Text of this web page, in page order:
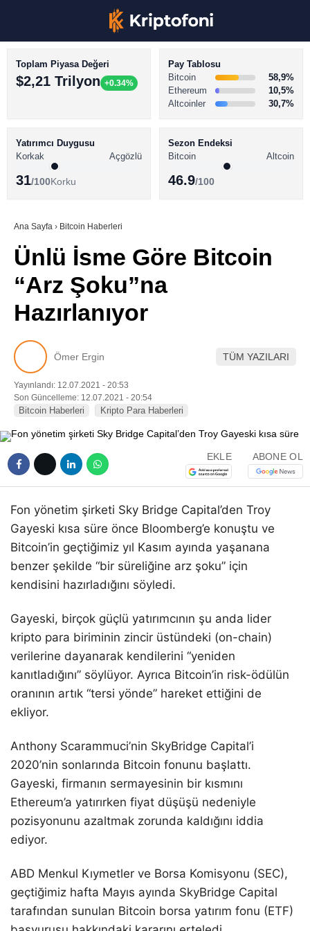
Youtube
BİTCOİN HABERLERİ
ALTCOİN HABERLERİ
SÖZLÜK
Toplam Piyasa Değeri
$2,21 Trilyon +0.34%
Pay Tablosu
Bitcoin
58,9%
Ethereum
10,5%
Altcoinler
30,7%
Yatırımcı Duygusu
Korkak
Açgözlü
31/100Korku
Sezon Endeksi
Bitcoin
Altcoin
46.9/100
Ana Sayfa › Bitcoin Haberleri
Ünlü İsme Göre Bitcoin
“Arz Şoku”na
Hazırlanıyor
Ömer Ergin TÜM YAZILARI
Yayınlandı: 12.07.2021 - 20:53
Son Güncelleme: 12.07.2021 - 20:54
Bitcoin Haberleri Kripto Para Haberleri
EKLE ABONE OL
Fon yönetim şirketi Sky Bridge Capital’den Troy
Gayeski kısa süre önce Bloomberg’e konuştu ve
Bitcoin’in geçtiğimiz yıl Kasım ayında yaşanana
benzer şekilde “bir süreliğine arz şoku” için
kendisini hazırladığını söyledi.
Gayeski, birçok güçlü yatırımcının şu anda lider
kripto para biriminin zincir üstündeki (on-chain)
verilerine dayanarak kendilerini “yeniden
kanıtladığını” söylüyor. Ayrıca Bitcoin’in risk-ödülün
oranının artık “tersi yönde” hareket ettiğini de
ekliyor.
Anthony Scarammuci’nin SkyBridge Capital’i
2020’nin sonlarında Bitcoin fonunu başlattı.
Gayeski, firmanın sermayesinin bir kısmını
Ethereum’a yatırırken fiyat düşüşü nedeniyle
pozisyonunu azaltmak zorunda kaldığını iddia
ediyor.
ABD Menkul Kıymetler ve Borsa Komisyonu (SEC),
geçtiğimiz hafta Mayıs ayında SkyBridge Capital
tarafından sunulan Bitcoin borsa yatırım fonu (ETF)